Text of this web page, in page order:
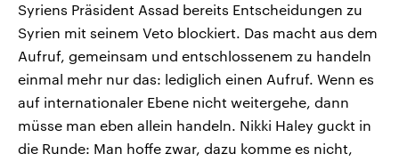
Syriens Präsident Assad bereits Entscheidungen zu
Syrien mit seinem Veto blockiert. Das macht aus dem
Aufruf, gemeinsam und entschlossenem zu handeln
einmal mehr nur das: lediglich einen Aufruf. Wenn es
auf internationaler Ebene nicht weitergehe, dann
müsse man eben allein handeln. Nikki Haley guckt in
die Runde: Man hoffe zwar, dazu komme es nicht,